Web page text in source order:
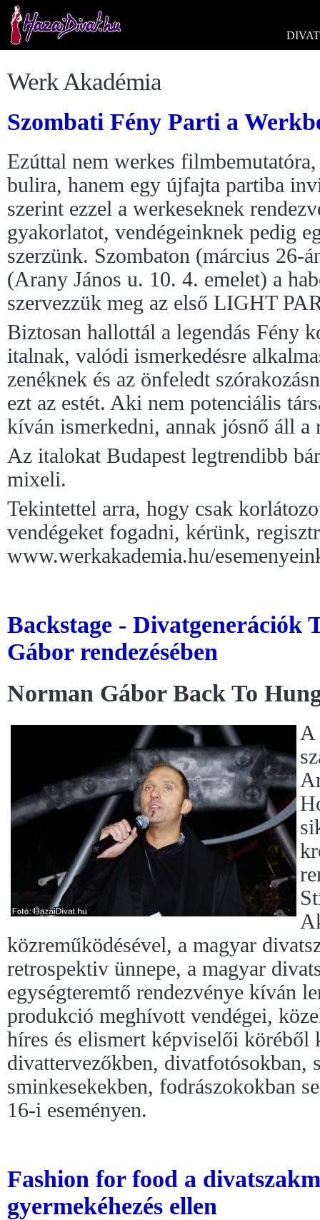
DIVAT
Werk Akadémia
Szombati Fény Parti a
Ezúttal nem werkes
bulira, hanem egy újfajta partiba
szerint ezzel a werkeseknek
gyakorlatot, vendégeinknek pedig
szerzünk. Szombaton (március 26-
(Arany János u. 10. 4. emelet) a
szervezzük meg az első LIGHT
Biztosan hallottál a legendás Fény
italnak, valódi ismerkedésre
zenéknek és az önfeledt
ezt az estét. Aki nem potenciális
kíván ismerkedni, annak jósnő áll a
Az italokat Budapest legtrendibb
mixeli.
Tekintettel arra, hogy csak
vendégeket fogadni, kérünk,
www.werkakademia.hu/
Backstage - Divatgenerációk
Gábor rendezésében
Norman Gábor Back To
A
közreműködésével, a magyar
retrospektiv ünnepe, a magyar
egységteremtő rendezvénye kíván
produkció meghívott vendégei,
híres és elismert képviselői köréből
divattervezőkben, divatfotósokban,
sminkesekekben, fodrászokokban
16-i eseményen.
Fashion for food a
gyermekéhezés ellen